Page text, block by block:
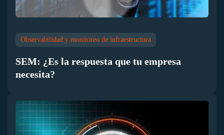
Observabilidad y monitoreo de infraestructura
SEM: ¿Es la respuesta que tu empresa
necesita?